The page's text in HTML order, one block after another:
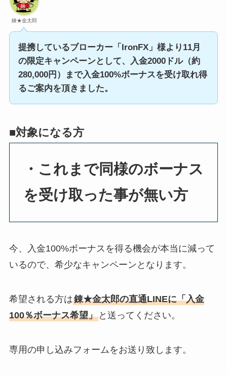
錬★金太郎
提携しているブローカー「IronFX」様より11月
の限定キャンペーンとして、入金2000ドル（約
280,000円）まで入金100%ボーナスを受け取れ得
るご案内を頂きました。
■対象になる方
・これまで同様のボーナス
を受け取った事が無い方
今、入金100%ボーナスを得る機会が本当に減って
いるので、希少なキャンペーンとなります。
希望される方は錬★金太郎の直通LINEに「入金
100％ボーナス希望」と送ってください。
専用の申し込みフォームをお送り致します。